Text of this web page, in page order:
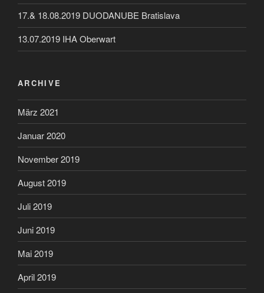
17.& 18.08.2019 DUODANUBE Bratislava
13.07.2019 IHA Oberwart
ARCHIVE
März 2021
Januar 2020
November 2019
August 2019
Juli 2019
Juni 2019
Mai 2019
April 2019